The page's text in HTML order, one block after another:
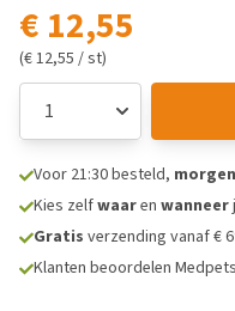
€ 12,55
(€ 12,55 / st)
Voor 21:30 besteld, morgen
Kies zelfwaaren wanneer
Gratis verzending vanaf €
Klanten beoordelen